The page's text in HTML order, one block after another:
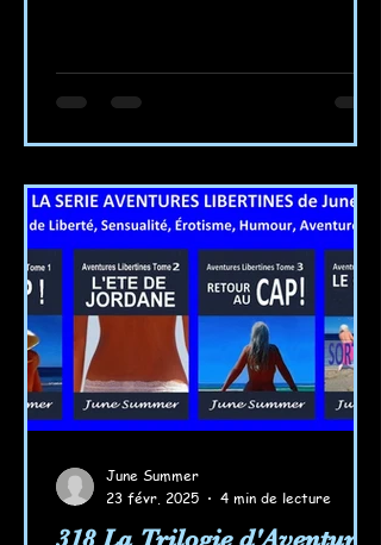
318 La Trilogie d'Aventures
June Summer
23 févr. 2025
4 min de lecture